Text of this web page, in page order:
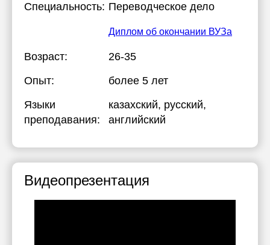
Специальность: Переводческое дело
Диплом об окончании ВУЗа
Возраст:
26-35
Опыт:
более 5 лет
Языки
преподавания:
казахский, русский,
английский
Видеопрезентация